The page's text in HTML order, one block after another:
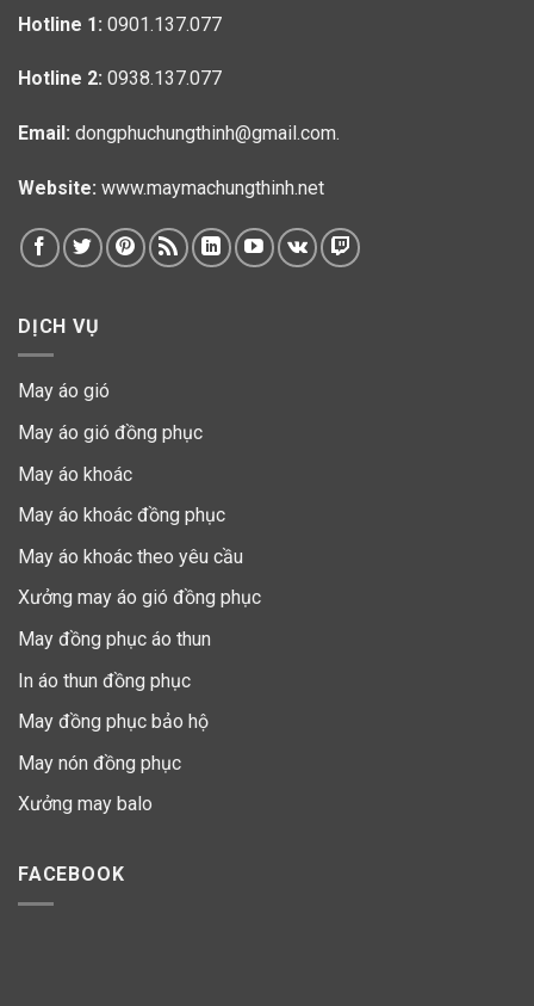
Hotline 1: 0901.137.077
Hotline 2: 0938.137.077
Email: dongphuchungthinh@gmail.com.
Website: www.maymachungthinh.net
DỊCH VỤ
May áo gió
May áo gió đồng phục
May áo khoác
May áo khoác đồng phục
May áo khoác theo yêu cầu
Xưởng may áo gió đồng phục
May đồng phục áo thun
In áo thun đồng phục
May đồng phục bảo hộ
May nón đồng phục
Xưởng may balo
FACEBOOK